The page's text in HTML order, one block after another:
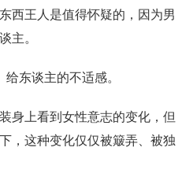
西王人是值得怀疑的，因为男
主。
东谈主的不适感。
身上看到女性意志的变化，但
，这种变化仅仅被簸弄、被独